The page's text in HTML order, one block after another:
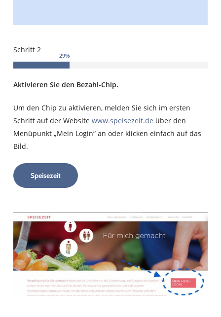
Schritt 2
29%
Aktivieren Sie den Bezahl-Chip.
Um den Chip zu aktivieren, melden Sie sich im ersten
Schritt auf der Website www.speisezeit.de über den
Menüpunkt „Mein Login“ an oder klicken einfach auf das
Bild.
Speisezeit